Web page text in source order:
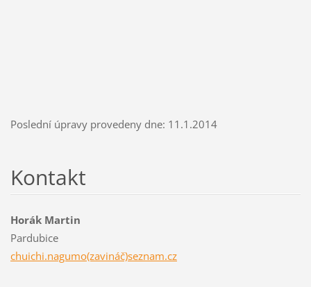
Poslední úpravy provedeny dne: 11.1.2014
Kontakt
Horák Martin
Pardubice
chuichi.nagumo(zavináč)seznam.cz